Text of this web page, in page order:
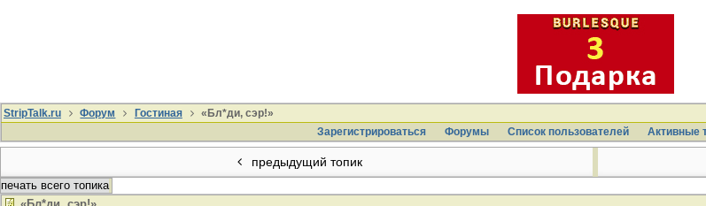
StripTalk.ru Форум Гостиная
«Бл*ди, сэр!»
Зарегистрироваться
Форумы Список пользователей Активные
предыдущий топик
печать всего топика